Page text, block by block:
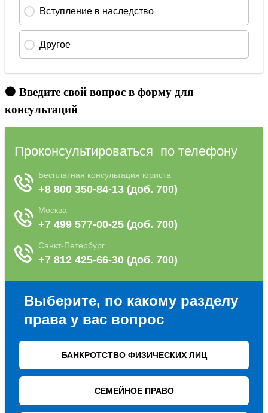
🟠 Введите свой вопрос в форму для
консультаций